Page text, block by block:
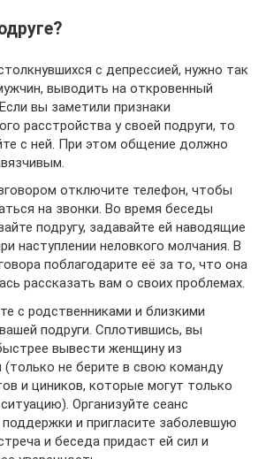
с депрессией, нужно так
выводить на откровенный
вы заметили признаки
расстройства у своей подруги, то
с ней. При этом общение должно
отключите телефон, чтобы
на звонки. Во время беседы
подругу, задавайте ей наводящие
наступлении неловкого молчания. В
поблагодарите её за то, что она
рассказать вам о своих проблемах.
с родственниками и близкими
подруги. Сплотившись, вы
вывести женщину из
(только не берите в свою команду
и циников, которые могут только
Организуйте сеанс
поддержки и пригласите заболевшую
и беседа придаст ей сил и